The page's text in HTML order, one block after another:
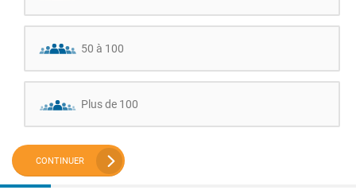
50 à 100
Plus de 100
CONTINUER